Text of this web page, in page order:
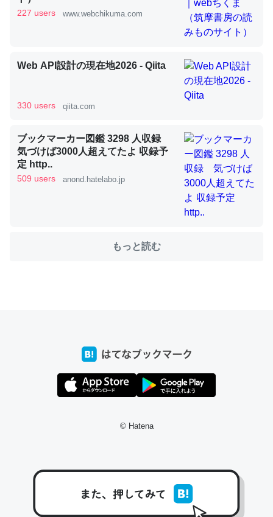
これを元に考えるとカルシウムを大量に使う脊椎動物と貝
類は苦労してるんだな…。腹足類だと殻を無くしてナメク
─ニュース :: 【研究発表】昆虫学の大問題＝「昆虫はなぜ海にいな
いのか」に関する新仮説
ウチもEchoを実家に置いて４年。でたまに覗いてる。ぼ
ちぼちRingも置こうかと画策中。あと、Googleマップで
位置情報を共有してる。電池残量や充電中かが分かるので
─たまにLINEするくらいだった遠方の父67歳と僕。ITツール導入で
コミュニケーションが劇的に変化した｜tayorini by LIFULL介護
─たまにLINEするくらいだった遠方の父67歳と僕。ITツール導入で
回線代ほとんどかからないですよ。参考：
https://toyoshi.hatenablog.com/entry/2019/05/15/1805
34
227 users www.webchikuma.com
Web API設計の現在地2026 - Qiita
330 users qiita.com
ブックマーカー図鑑 3298 人収録
気づけば3000人超えてたよ 収録予
定 http..
509 users anond.hatelabo.jp
もっと読む
© Hatena